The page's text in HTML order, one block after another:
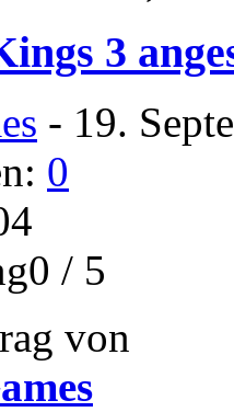
3
- 19.
0
/ 5
von